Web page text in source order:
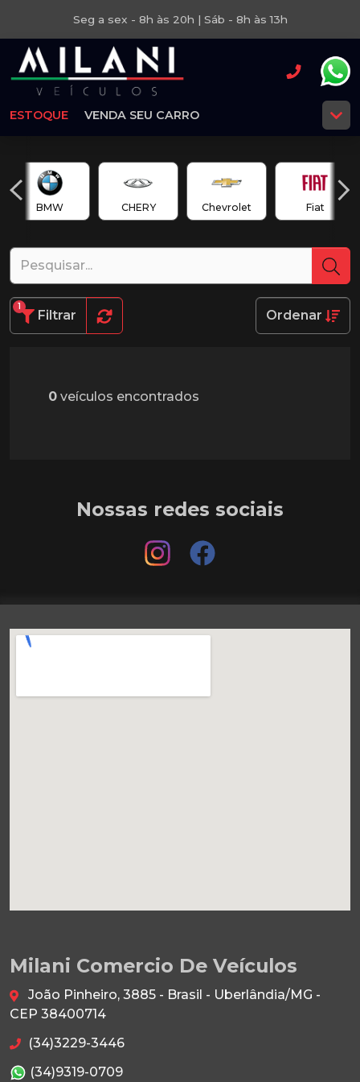
Seg a sex - 8h às 20h | Sáb - 8h às 13h
ESTOQUE VENDA SEU CARRO
BMW CHERY Chevrolet Fiat
Filtrar
1
Ordenar
0 veículos encontrados
Nossas redes sociais
Milani Comercio De Veículos
João Pinheiro, 3885 - Brasil - Uberlândia/MG -
CEP 38400714
(34)3229-3446
(34)9319-0709